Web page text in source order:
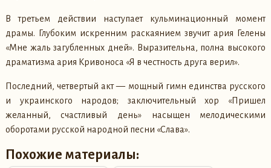
В третьем действии наступает кульминационный момент
драмы. Глубоким искренним раскаянием звучит ария Гелены
«Мне жаль загубленных дней». Выразительна, полна высокого
драматизма ария Кривоноса «Я в честность друга верил».
Последний, четвертый акт — мощный гимн единства русского
и украинского народов; заключительный хор «Пришел
желанный, счастливый день» насыщен мелодическими
оборотами русской народной песни «Слава».
Похожие материалы: